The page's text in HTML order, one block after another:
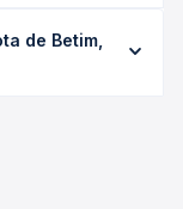
R$ 374,74 e
o tipo de
de Betim,